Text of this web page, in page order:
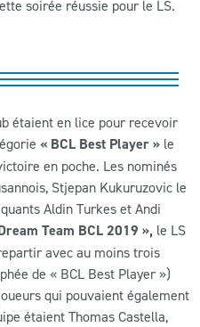
soirée réussie pour le LS.
étaient en lice pour recevoir
« BCL Best Player » le
en poche. Les nominés
Stjepan Kukuruzovic le
Aldin Turkes et Andi
Team BCL 2019 », le LS
avec au moins trois
de « BCL Best Player »)
qui pouvaient également
étaient Thomas Castella,